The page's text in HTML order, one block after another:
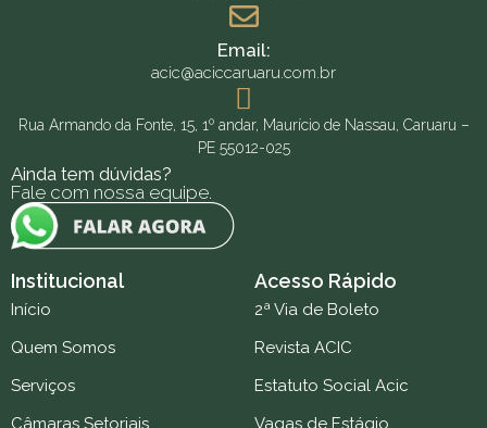
Email:
acic@aciccaruaru.com.br
Rua Armando da Fonte, 15, 1º andar, Maurício de Nassau, Caruaru –
PE 55012-025
Ainda tem dúvidas?
Fale com nossa equipe.
Institucional
Início
Quem Somos
Serviços
Câmaras Setoriais
Acesso Rápido
2ª Via de Boleto
Revista ACIC
Estatuto Social Acic
Vagas de Estágio